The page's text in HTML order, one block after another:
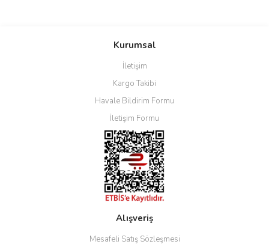
Kurumsal
İletişim
Kargo Takibi
Havale Bildirim Formu
İletişim Formu
Alışveriş
Mesafeli Satış Sözleşmesi